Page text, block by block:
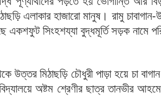
এলাকার হাজারো মানুষ। রামু
একশফুট সিংহশয্যা বুদ্ধমূর্তি সড়ক নামে
উত্তর মিঠাছড়ি চৌধুরী পাড়া হয়ে চা
অষ্টম শ্রেণীর ছাত্র তানভীর